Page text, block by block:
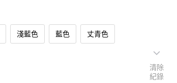
淺藍色 藍色 丈青色
清除
紀錄